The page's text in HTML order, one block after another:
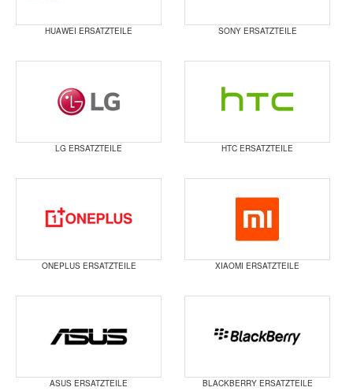
HUAWEI ERSATZTEILE SONY ERSATZTEILE
LG ERSATZTEILE HTC ERSATZTEILE
ONEPLUS ERSATZTEILE XIAOMI ERSATZTEILE
ASUS ERSATZTEILE BLACKBERRY ERSATZTEILE